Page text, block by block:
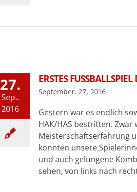
27.
Sep..
2016
ERSTES
September. 27, 2016
Gestern war es endlich
HAK/HAS bestritten.
Meisterschaftserfahrung
konnten unsere
und auch gelungene
sehen, von links nach